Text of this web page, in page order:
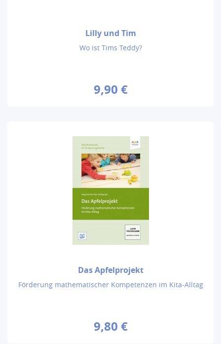
Lilly und Tim
Wo ist Tims Teddy?
9,90 €
Das Apfelprojekt
Förderung mathematischer Kompetenzen im Kita-Alltag
9,80 €